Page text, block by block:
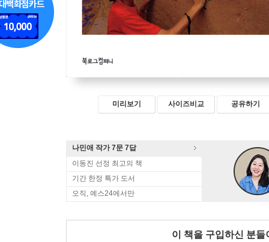
미리보기 사이즈비교 공유하기
나민애 작가 7문 7답
이동진 선정 최고의 책
기간 한정 특가 도서
오직, 예스24에서만
이 책을 구입하신 분